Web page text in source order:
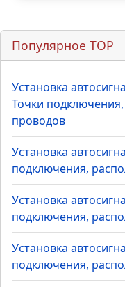
Популярное TOP
Установка
Точки
проводов
Установка
подключения,
Установка
подключения,
Установка
подключения,